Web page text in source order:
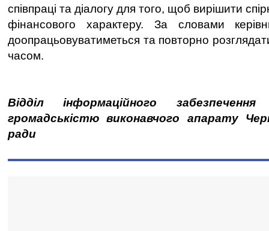
співпраці та діалогу для того, щоб вирішити
фінансового характеру. За словами
доопрацьовуватиметься та повторно
часом.
Відділ інформаційного
громадськістю виконавчого апарату
ради